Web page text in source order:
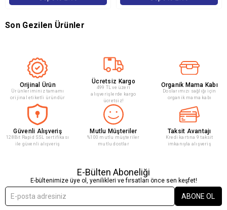
Son Gezilen Ürünler
Orijinal Ürün
Ürünleriminiz tamamı
orijinal etiketli üründür
Ücretsiz Kargo
499 TL ve üzeri
alışverişlerde kargo
ücretsiz!
Organik Mama Kabı
Doslarımızı sağlığı için
organik mama kabı
Güvenli Alışveriş
128Bit Rapid SSL sertifikası
ile güvenli alışveriş
Mutlu Müşteriler
%100 mutlu müşteriler
mutlu dostlar
Taksit Avantajı
Kredi kartına 9 taksit
imkanıyla alışveriş
E-Bülten Aboneliği
E-bültenimize üye ol, yenilikleri ve fırsatları önce sen keşfet!
ABONE OL